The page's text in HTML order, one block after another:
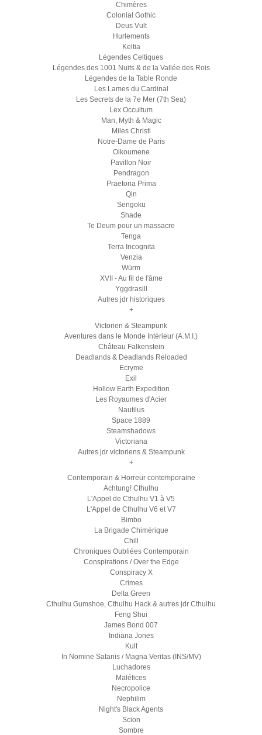
Chimères
Colonial Gothic
Deus Vult
Hurlements
Keltia
Légendes Celtiques
Légendes des 1001 Nuits & de la Vallée des Rois
Légendes de la Table Ronde
Les Lames du Cardinal
Les Secrets de la 7e Mer (7th Sea)
Lex Occultum
Man, Myth & Magic
Miles Christi
Notre-Dame de Paris
Oikoumene
Pavillon Noir
Pendragon
Praetoria Prima
Qin
Sengoku
Shade
Te Deum pour un massacre
Tenga
Terra Incognita
Venzia
Würm
XVII - Au fil de l'âme
Yggdrasill
Autres jdr historiques
+
Victorien & Steampunk
Aventures dans le Monde Intérieur (A.M.I.)
Château Falkenstein
Deadlands & Deadlands Reloaded
Ecryme
Exil
Hollow Earth Expedition
Les Royaumes d'Acier
Nautilus
Space 1889
Steamshadows
Victoriana
Autres jdr victoriens & Steampunk
+
Contemporain & Horreur contemporaine
Achtung! Cthulhu
L'Appel de Cthulhu V1 à V5
L'Appel de Cthulhu V6 et V7
Bimbo
La Brigade Chimérique
Chill
Chroniques Oubliées Contemporain
Conspirations / Over the Edge
Conspiracy X
Crimes
Delta Green
Cthulhu Gumshoe, Cthulhu Hack & autres jdr Cthulhu
Feng Shui
James Bond 007
Indiana Jones
Kult
In Nomine Satanis / Magna Veritas (INS/MV)
Luchadores
Maléfices
Necropolice
Nephilim
Night's Black Agents
Scion
Sombre